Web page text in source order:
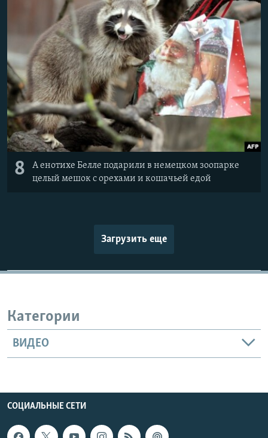
8
А енотихе Белле подарили в немецком зоопарке
целый мешок с орехами и кошачьей едой
Загрузить еще
Категории
ВИДЕО
СОЦИАЛЬНЫЕ СЕТИ